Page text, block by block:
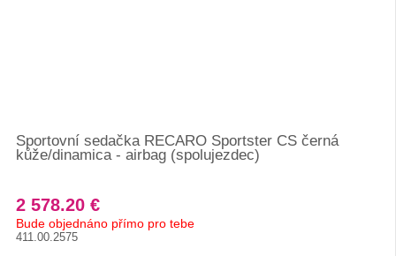
Sportovní sedačka RECARO Sportster CS černá
kůže/dinamica - airbag (spolujezdec)
2 578.20 €
Bude objednáno přímo pro tebe
411.00.2575